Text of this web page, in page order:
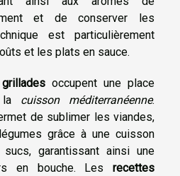
et de conserver les
est particulièrement
et les plats en sauce.
grillades occupent une place
la cuisson méditerranéenne.
de sublimer les viandes,
grâce à une cuisson
garantissant ainsi une
en bouche. Les recettes